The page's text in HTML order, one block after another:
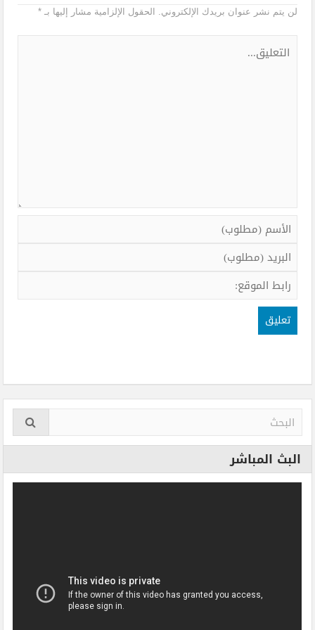
لن يتم نشر عنوان بريدك الإلكتروني. الحقول الإلزامية مشار إليها بـ*
البث المباشر